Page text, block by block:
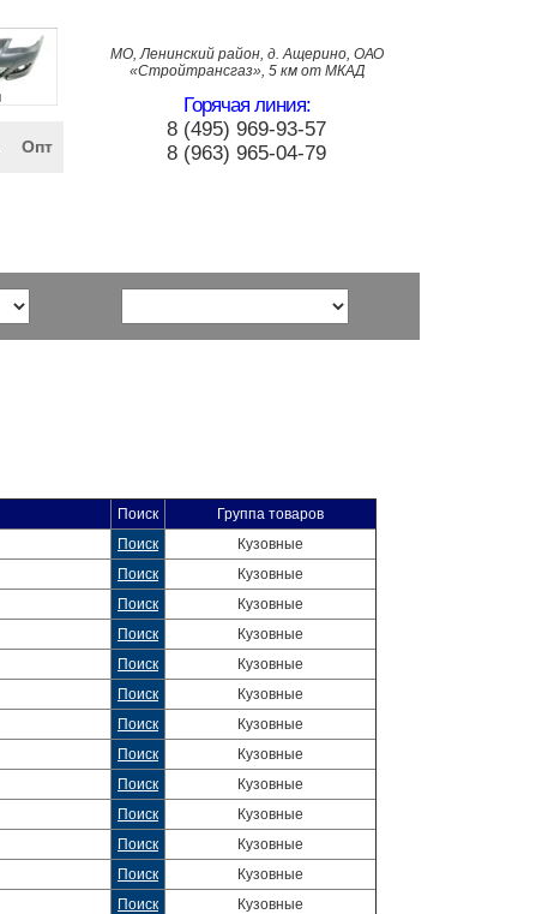
Опт
МО, Ленинский район, д. Ащерино, ОАО
«Стройтрансгаз», 5 км от МКАД
Горячая линия:
8 (495) 969-93-57
8 (963) 965-04-79
Поиск
Группа товаров
Поиск
Кузовные
Поиск
Кузовные
Поиск
Кузовные
Поиск
Кузовные
Поиск
Кузовные
Поиск
Кузовные
Поиск
Кузовные
Поиск
Кузовные
Поиск
Кузовные
Поиск
Кузовные
Поиск
Кузовные
Поиск
Кузовные
Поиск
Кузовные